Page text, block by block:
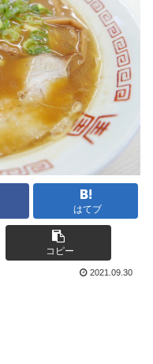
はてブ
コピー
2021.09.30